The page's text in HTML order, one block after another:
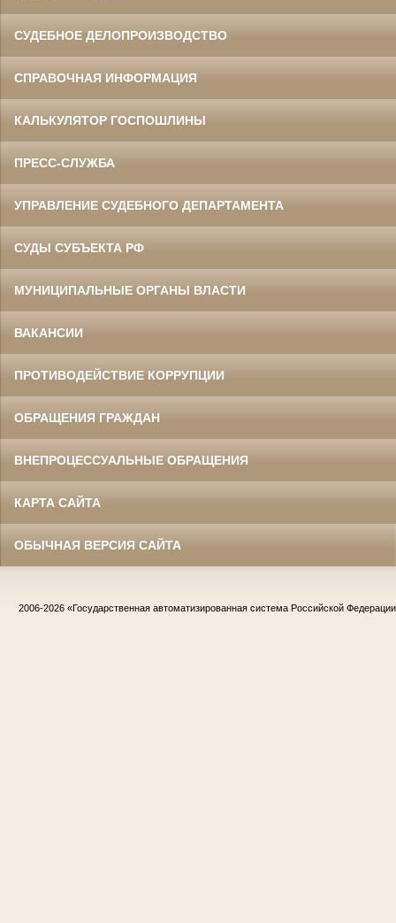
СУДЕБНОЕ ДЕЛОПРОИЗВОДСТВО
СПРАВОЧНАЯ ИНФОРМАЦИЯ
КАЛЬКУЛЯТОР ГОСПОШЛИНЫ
ПРЕСС-СЛУЖБА
УПРАВЛЕНИЕ СУДЕБНОГО ДЕПАРТАМЕНТА
СУДЫ СУБЪЕКТА РФ
МУНИЦИПАЛЬНЫЕ ОРГАНЫ ВЛАСТИ
ВАКАНСИИ
ПРОТИВОДЕЙСТВИЕ КОРРУПЦИИ
ОБРАЩЕНИЯ ГРАЖДАН
ВНЕПРОЦЕССУАЛЬНЫЕ ОБРАЩЕНИЯ
КАРТА САЙТА
ОБЫЧНАЯ ВЕРСИЯ САЙТА
2006-2026 «Государственная автоматизированная система Российской